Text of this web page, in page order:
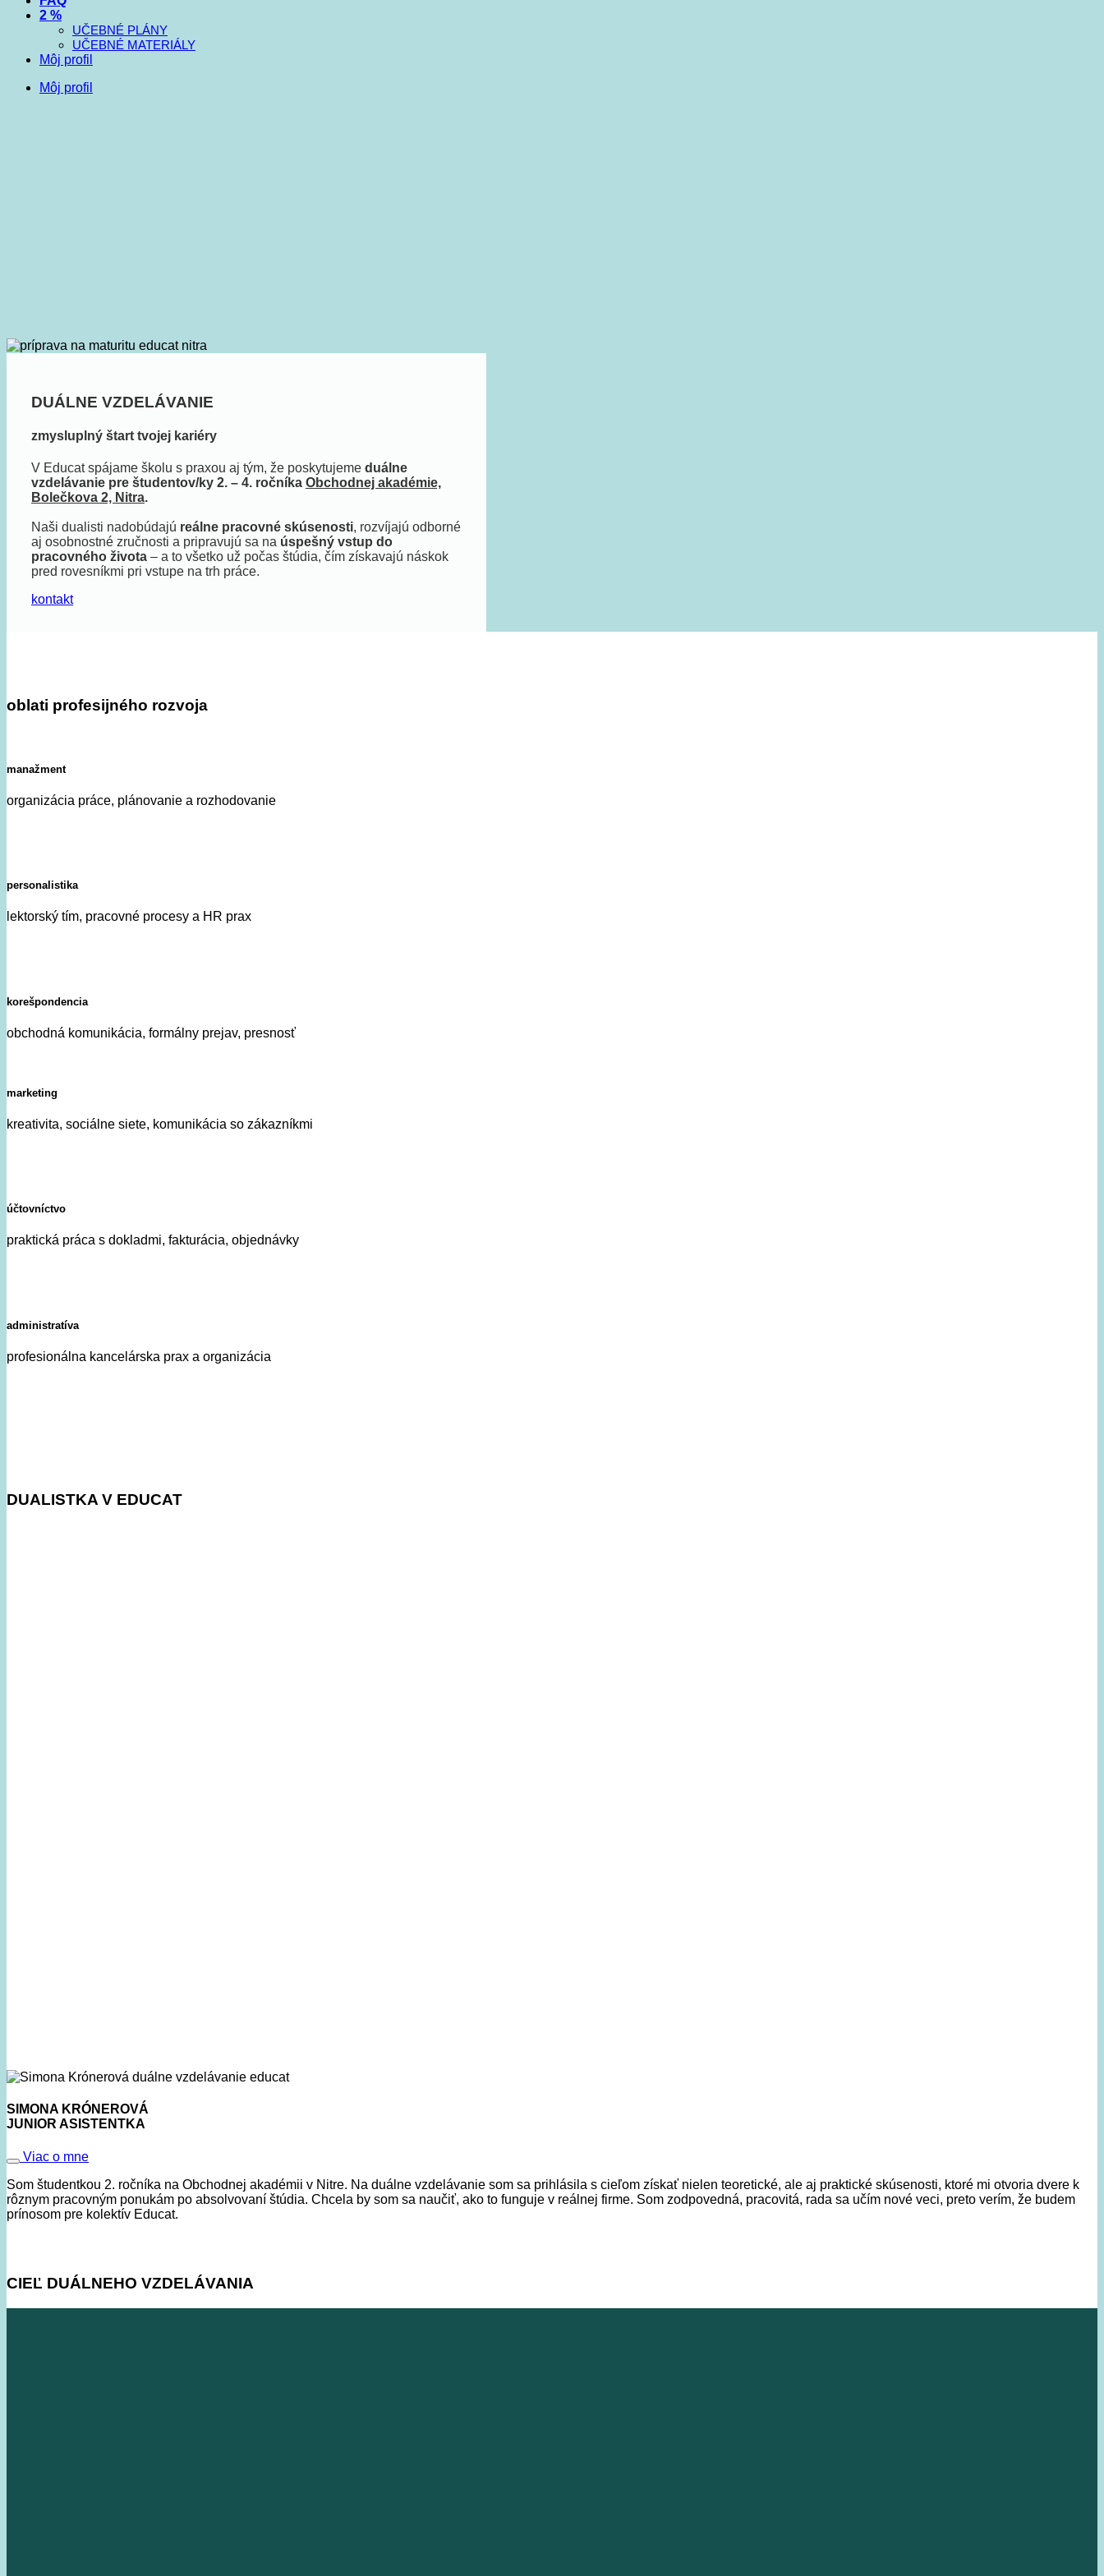
2 %
UČEBNÉ PLÁNY
UČEBNÉ MATERIÁLY
Môj profil
Môj profil
DUÁLNE VZDELÁVANIE
zmysluplný štart tvojej kariéry
V Educat spájame školu s praxou aj tým, že poskytujeme duálne
vzdelávanie pre študentov/ky 2. – 4. ročníka Obchodnej akadémie,
Bolečkova 2, Nitra.
Naši dualisti nadobúdajú reálne pracovné skúsenosti, rozvíjajú odborné
aj osobnostné zručnosti a pripravujú sa na úspešný vstup do
pracovného života – a to všetko už počas štúdia, čím získavajú náskok
pred rovesníkmi pri vstupe na trh práce.
kontakt
oblati profesijného rozvoja
manažment
organizácia práce, plánovanie a rozhodovanie
personalistika
lektorský tím, pracovné procesy a HR prax
korešpondencia
obchodná komunikácia, formálny prejav, presnosť
marketing
kreativita, sociálne siete, komunikácia so zákazníkmi
účtovníctvo
praktická práca s dokladmi, fakturácia, objednávky
administratíva
profesionálna kancelárska prax a organizácia
DUALISTKA V EDUCAT
SIMONA KRÓNEROVÁ
JUNIOR ASISTENTKA
Viac o mne
Som študentkou 2. ročníka na Obchodnej akadémii v Nitre. Na duálne vzdelávanie som sa prihlásila s cieľom získať nielen teoretické, ale aj praktické skúsenosti, ktoré mi otvoria dvere k
rôznym pracovným ponukám po absolvovaní štúdia. Chcela by som sa naučiť, ako to funguje v reálnej firme. Som zodpovedná, pracovitá, rada sa učím nové veci, preto verím, že budem
prínosom pre kolektív Educat.
CIEĽ DUÁLNEHO VZDELÁVANIA